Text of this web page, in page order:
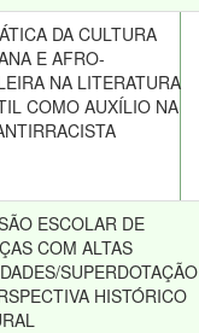
DA CULTURA
E AFRO-
NA LITERATURA
COMO AUXÍLIO NA
ESCOLAR DE
COM ALTAS
SUPERDOTAÇÃO
HISTÓRICO